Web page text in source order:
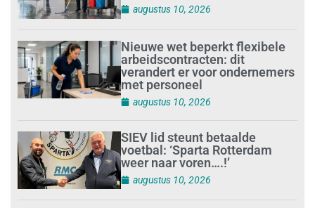
augustus 10, 2026
Nieuwe wet beperkt flexibele
arbeidscontracten: dit
verandert er voor ondernemers
met personeel
augustus 10, 2026
SIEV lid steunt betaalde
voetbal: ‘Sparta Rotterdam
weer naar voren….!’
augustus 10, 2026